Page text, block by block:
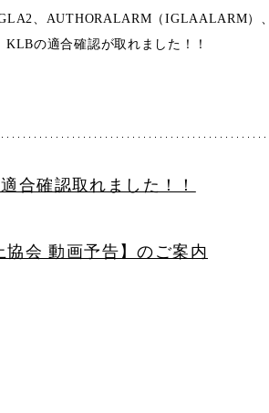
、AUTHORALARM（IGLAALARM）、
の適合確認が取れました！！
合確認取れました！！
会 動画予告】のご案内